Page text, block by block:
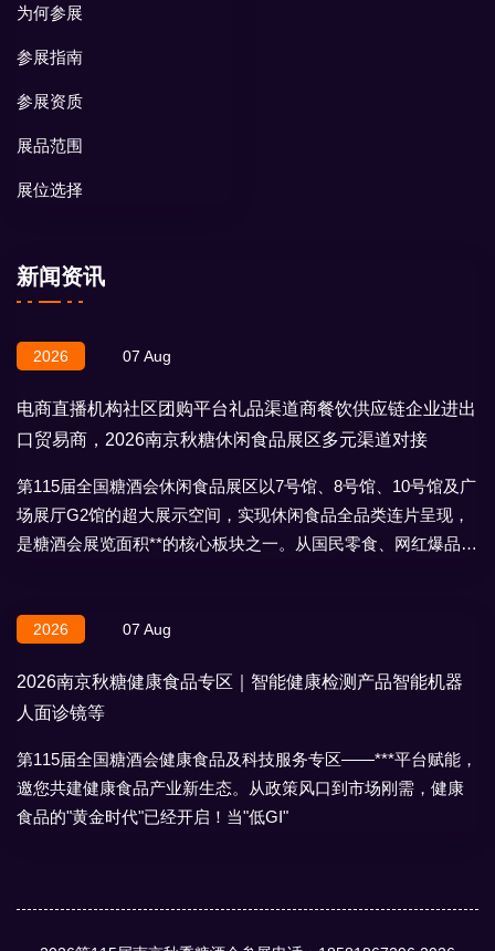
为何参展
参展指南
参展资质
展品范围
展位选择
新闻资讯
2026 07 Aug
电商直播机构社区团购平台礼品渠道商餐饮供应链企业进出
口贸易商，2026南京秋糖休闲食品展区多元渠道对接
第115届全国糖酒会休闲食品展区以7号馆、8号馆、10号馆及广
场展厅G2馆的超大展示空间，实现休闲食品全品类连片呈现，
是糖酒会展览面积**的核心板块之一。从国民零食、网红爆品到
2026 07 Aug
2026南京秋糖健康食品专区｜智能健康检测产品智能机器
人面诊镜等
第115届全国糖酒会健康食品及科技服务专区——***平台赋能，
邀您共建健康食品产业新生态。从政策风口到市场刚需，健康
食品的"黄金时代"已经开启！当"低GI"